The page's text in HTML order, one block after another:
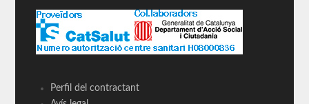
Perfil del contractant